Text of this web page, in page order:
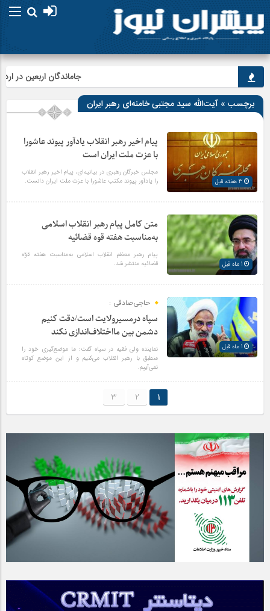
جاماندگان اربعین در
برچسب » آیت‌الله سید مجتبی خامنه‌ای رهبر ایران
پیام اخیر رهبر انقلاب یادآور پیوند عاشورا
با عزت ملت ایران است
مجلس خبرگان رهبری در بیانیه‌ای، پیام اخیر رهبر انقلاب
را یادآور پیوند مکتب عاشورا با عزت ملت ایران دانست.
متن کامل پیام رهبر انقلاب اسلامی
به‌مناسبت هفته قوه قضائیه
پیام رهبر معظم انقلاب اسلامی به‌مناسبت هفته قوّه
قضائیه منتشر شد.
حاجی‌صادقی :
سپاه درمسیرولایت است/دقت کنیم
دشمن بین مااختلاف‌اندازی نکند
نماینده ولی فقیه در سپاه گفت: ما موضع‌گیری خود را
منطبق با رهبر انقلاب می‌کنیم و از این موضع کوتاه
نمی‌آییم.
1
2
3